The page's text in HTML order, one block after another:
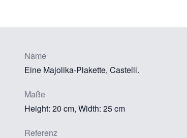
Name
Eine Majolika-Plakette, Castelli.
Maße
Height: 20 cm, Width: 25 cm
Referenz